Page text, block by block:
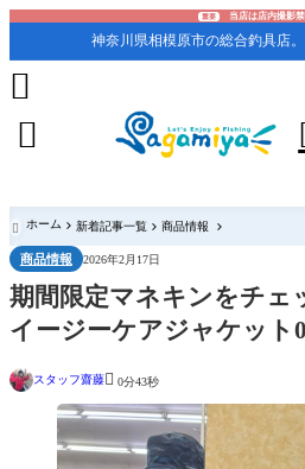
重要 当店は店内撮影
神奈川県相模原市の総合釣具店


 ホーム 新着記事一覧 商品情報
商品情報 2026年2月17日
期間限定マネキンをチェ
イージーケアジャケット
スタッフ齋藤 0分43秒